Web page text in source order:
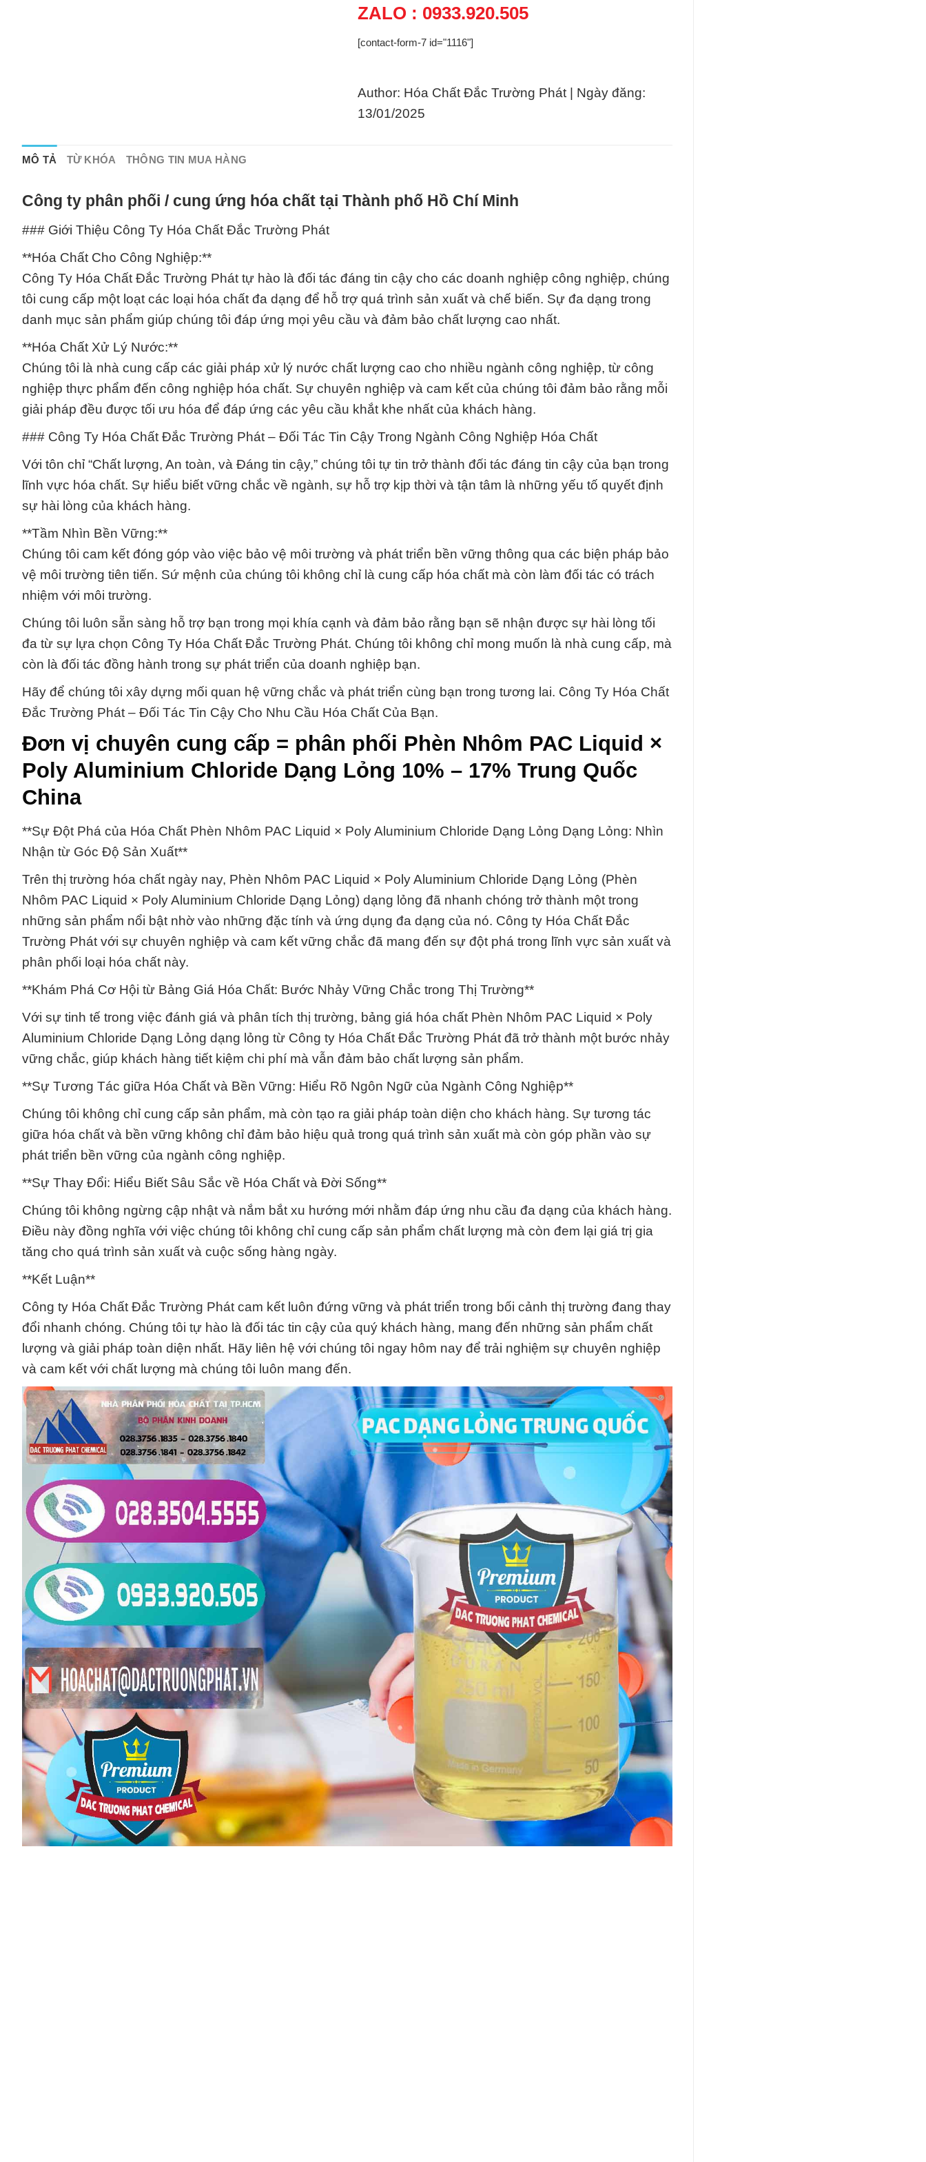
ZALO : 0933.920.505
[contact-form-7 id="1116"]
Author: Hóa Chất Đắc Trường Phát | Ngày đăng:
13/01/2025
MÔ TẢ TỪ KHÓA THÔNG TIN MUA HÀNG
Công ty phân phối / cung ứng hóa chất tại Thành phố Hồ Chí Minh
### Giới Thiệu Công Ty Hóa Chất Đắc Trường Phát
**Hóa Chất Cho Công Nghiệp:**
Công Ty Hóa Chất Đắc Trường Phát tự hào là đối tác đáng tin cậy cho các doanh nghiệp công nghiệp, chúng
tôi cung cấp một loạt các loại hóa chất đa dạng để hỗ trợ quá trình sản xuất và chế biến. Sự đa dạng trong
danh mục sản phẩm giúp chúng tôi đáp ứng mọi yêu cầu và đảm bảo chất lượng cao nhất.
**Hóa Chất Xử Lý Nước:**
Chúng tôi là nhà cung cấp các giải pháp xử lý nước chất lượng cao cho nhiều ngành công nghiệp, từ công
nghiệp thực phẩm đến công nghiệp hóa chất. Sự chuyên nghiệp và cam kết của chúng tôi đảm bảo rằng mỗi
giải pháp đều được tối ưu hóa để đáp ứng các yêu cầu khắt khe nhất của khách hàng.
### Công Ty Hóa Chất Đắc Trường Phát – Đối Tác Tin Cậy Trong Ngành Công Nghiệp Hóa Chất
Với tôn chỉ “Chất lượng, An toàn, và Đáng tin cậy,” chúng tôi tự tin trở thành đối tác đáng tin cậy của bạn trong
lĩnh vực hóa chất. Sự hiểu biết vững chắc về ngành, sự hỗ trợ kịp thời và tận tâm là những yếu tố quyết định
sự hài lòng của khách hàng.
**Tầm Nhìn Bền Vững:**
Chúng tôi cam kết đóng góp vào việc bảo vệ môi trường và phát triển bền vững thông qua các biện pháp bảo
vệ môi trường tiên tiến. Sứ mệnh của chúng tôi không chỉ là cung cấp hóa chất mà còn làm đối tác có trách
nhiệm với môi trường.
Chúng tôi luôn sẵn sàng hỗ trợ bạn trong mọi khía cạnh và đảm bảo rằng bạn sẽ nhận được sự hài lòng tối
đa từ sự lựa chọn Công Ty Hóa Chất Đắc Trường Phát. Chúng tôi không chỉ mong muốn là nhà cung cấp, mà
còn là đối tác đồng hành trong sự phát triển của doanh nghiệp bạn.
Hãy để chúng tôi xây dựng mối quan hệ vững chắc và phát triển cùng bạn trong tương lai. Công Ty Hóa Chất
Đắc Trường Phát – Đối Tác Tin Cậy Cho Nhu Cầu Hóa Chất Của Bạn.
Đơn vị chuyên cung cấp = phân phối Phèn Nhôm PAC Liquid ×
Poly Aluminium Chloride Dạng Lỏng 10% – 17% Trung Quốc
China
**Sự Đột Phá của Hóa Chất Phèn Nhôm PAC Liquid × Poly Aluminium Chloride Dạng Lỏng Dạng Lỏng: Nhìn
Nhận từ Góc Độ Sản Xuất**
Trên thị trường hóa chất ngày nay, Phèn Nhôm PAC Liquid × Poly Aluminium Chloride Dạng Lỏng (Phèn
Nhôm PAC Liquid × Poly Aluminium Chloride Dạng Lỏng) dạng lỏng đã nhanh chóng trở thành một trong
những sản phẩm nổi bật nhờ vào những đặc tính và ứng dụng đa dạng của nó. Công ty Hóa Chất Đắc
Trường Phát với sự chuyên nghiệp và cam kết vững chắc đã mang đến sự đột phá trong lĩnh vực sản xuất và
phân phối loại hóa chất này.
**Khám Phá Cơ Hội từ Bảng Giá Hóa Chất: Bước Nhảy Vững Chắc trong Thị Trường**
Với sự tinh tế trong việc đánh giá và phân tích thị trường, bảng giá hóa chất Phèn Nhôm PAC Liquid × Poly
Aluminium Chloride Dạng Lỏng dạng lỏng từ Công ty Hóa Chất Đắc Trường Phát đã trở thành một bước nhảy
vững chắc, giúp khách hàng tiết kiệm chi phí mà vẫn đảm bảo chất lượng sản phẩm.
**Sự Tương Tác giữa Hóa Chất và Bền Vững: Hiểu Rõ Ngôn Ngữ của Ngành Công Nghiệp**
Chúng tôi không chỉ cung cấp sản phẩm, mà còn tạo ra giải pháp toàn diện cho khách hàng. Sự tương tác
giữa hóa chất và bền vững không chỉ đảm bảo hiệu quả trong quá trình sản xuất mà còn góp phần vào sự
phát triển bền vững của ngành công nghiệp.
**Sự Thay Đổi: Hiểu Biết Sâu Sắc về Hóa Chất và Đời Sống**
Chúng tôi không ngừng cập nhật và nắm bắt xu hướng mới nhằm đáp ứng nhu cầu đa dạng của khách hàng.
Điều này đồng nghĩa với việc chúng tôi không chỉ cung cấp sản phẩm chất lượng mà còn đem lại giá trị gia
tăng cho quá trình sản xuất và cuộc sống hàng ngày.
**Kết Luận**
Công ty Hóa Chất Đắc Trường Phát cam kết luôn đứng vững và phát triển trong bối cảnh thị trường đang thay
đổi nhanh chóng. Chúng tôi tự hào là đối tác tin cậy của quý khách hàng, mang đến những sản phẩm chất
lượng và giải pháp toàn diện nhất. Hãy liên hệ với chúng tôi ngay hôm nay để trải nghiệm sự chuyên nghiệp
và cam kết với chất lượng mà chúng tôi luôn mang đến.